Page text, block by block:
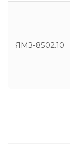
ЯМЗ-8502.10